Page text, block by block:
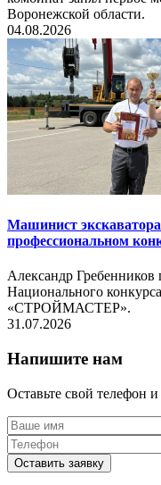
Воронежской области.
04.08.2026
Машинист
профессиональном
Александр Гребенников
Национального
«СТРОЙМАСТЕР».
31.07.2026
Напишите нам
Оставьте свой телефон
Оставить заявку